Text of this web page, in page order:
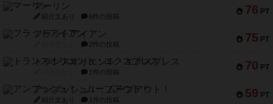
76 PT
マーリン
紹介文あり 6件の投稿
75 PT
フラットアイアン
2件の投稿
70 PT
トランスオリエント・エクスプレス
1件の投稿
59 PT
アンブッシュ！：ムーブアウト！
紹介文あり 1件の投稿